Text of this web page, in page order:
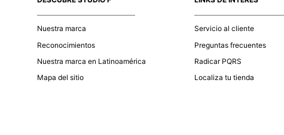
Nuestra marca
Reconocimientos
Nuestra marca en Latinoamérica
Mapa del sitio
Servicio al cliente
Preguntas frecuentes
Radicar PQRS
Localiza tu tienda